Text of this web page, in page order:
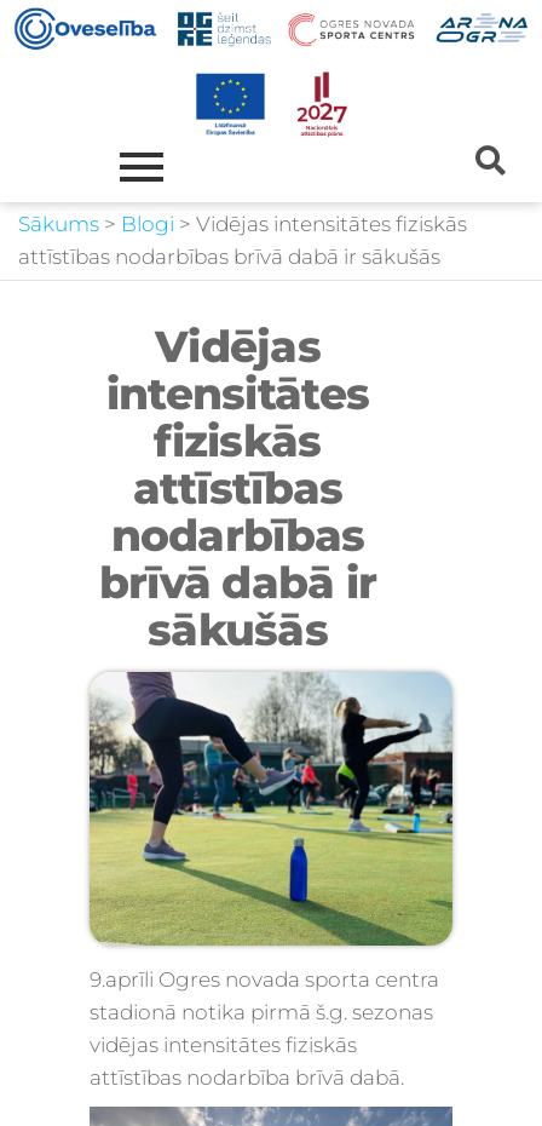
Sākums > Blogi > Vidējas intensitātes fiziskās
attīstības nodarbības brīvā dabā ir sākušās
Vidējas
intensitātes
fiziskās
attīstības
nodarbības
brīvā dabā ir
sākušās
9.aprīli Ogres novada sporta centra
stadionā notika pirmā š.g. sezonas
vidējas intensitātes fiziskās
attīstības nodarbība brīvā dabā.